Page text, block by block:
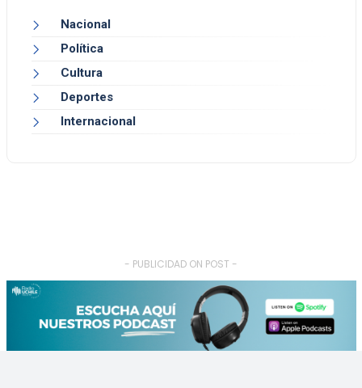
Nacional
Política
Cultura
Deportes
Internacional
- PUBLICIDAD ON POST -